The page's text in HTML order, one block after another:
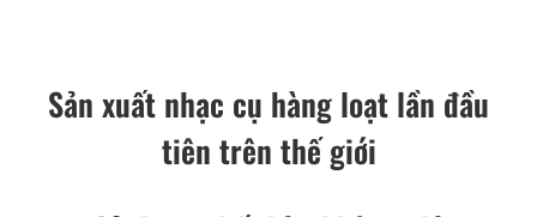
Sản xuất nhạc cụ hàng loạt lần đầu
tiên trên thế giới